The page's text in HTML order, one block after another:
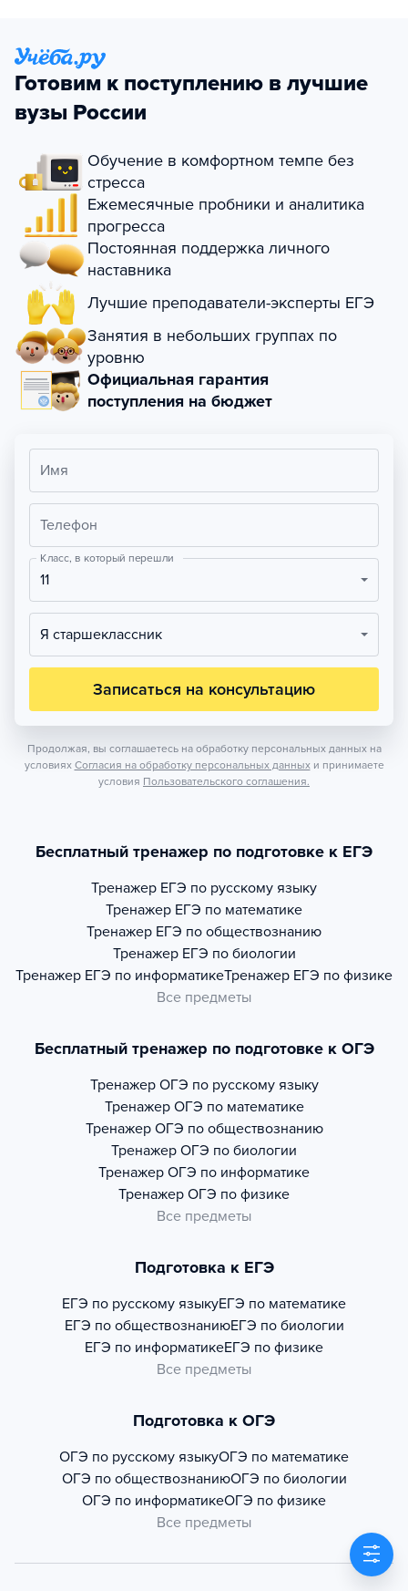
Готовим к поступлению в лучшие
вузы России
Обучение в комфортном темпе без
стресса
Ежемесячные пробники и аналитика
прогресса
Постоянная поддержка личного
наставника
Лучшие преподаватели-эксперты ЕГЭ
Занятия в небольших группах по
уровню
Официальная гарантия
поступления на бюджет
Имя
Телефон
Класс, в который перешли
11
Я старшеклассник
Записаться на консультацию
Продолжая, вы соглашаетесь на обработку персональных данных на
условиях Согласия на обработку персональных данных и принимаете
условия Пользовательского соглашения.
Бесплатный тренажер по подготовке к ЕГЭ
Тренажер ЕГЭ по русскому языку
Тренажер ЕГЭ по математике
Тренажер ЕГЭ по обществознанию
Тренажер ЕГЭ по биологии
Тренажер ЕГЭ по информатикеТренажер ЕГЭ по физике
Все предметы
Бесплатный тренажер по подготовке к ОГЭ
Тренажер ОГЭ по русскому языку
Тренажер ОГЭ по математике
Тренажер ОГЭ по обществознанию
Тренажер ОГЭ по биологии
Тренажер ОГЭ по информатике
Тренажер ОГЭ по физике
Все предметы
Подготовка к ЕГЭ
ЕГЭ по русскому языкуЕГЭ по математике
ЕГЭ по обществознаниюЕГЭ по биологии
ЕГЭ по информатикеЕГЭ по физике
Все предметы
Подготовка к ОГЭ
ОГЭ по русскому языкуОГЭ по математике
ОГЭ по обществознаниюОГЭ по биологии
ОГЭ по информатикеОГЭ по физике
Все предметы